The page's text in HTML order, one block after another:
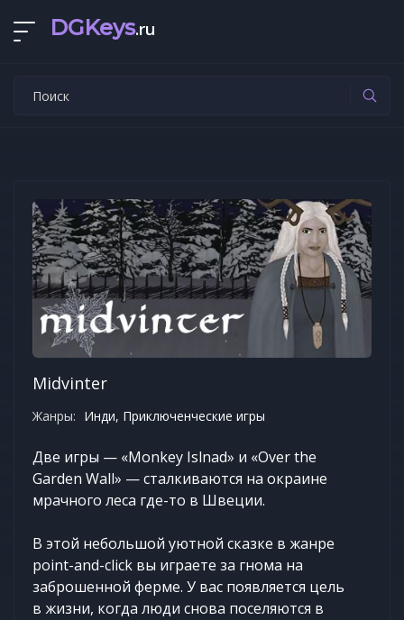
DGKeys.ru
Midvinter
Жанры: Инди, Приключенческие игры
Две игры — «Monkey Islnad» и «Over the
Garden Wall» — сталкиваются на окраине
мрачного леса где-то в Швеции.
В этой небольшой уютной сказке в жанре
point-and-click вы играете за гнома на
заброшенной ферме. У вас появляется цель
в жизни, когда люди снова поселяются в